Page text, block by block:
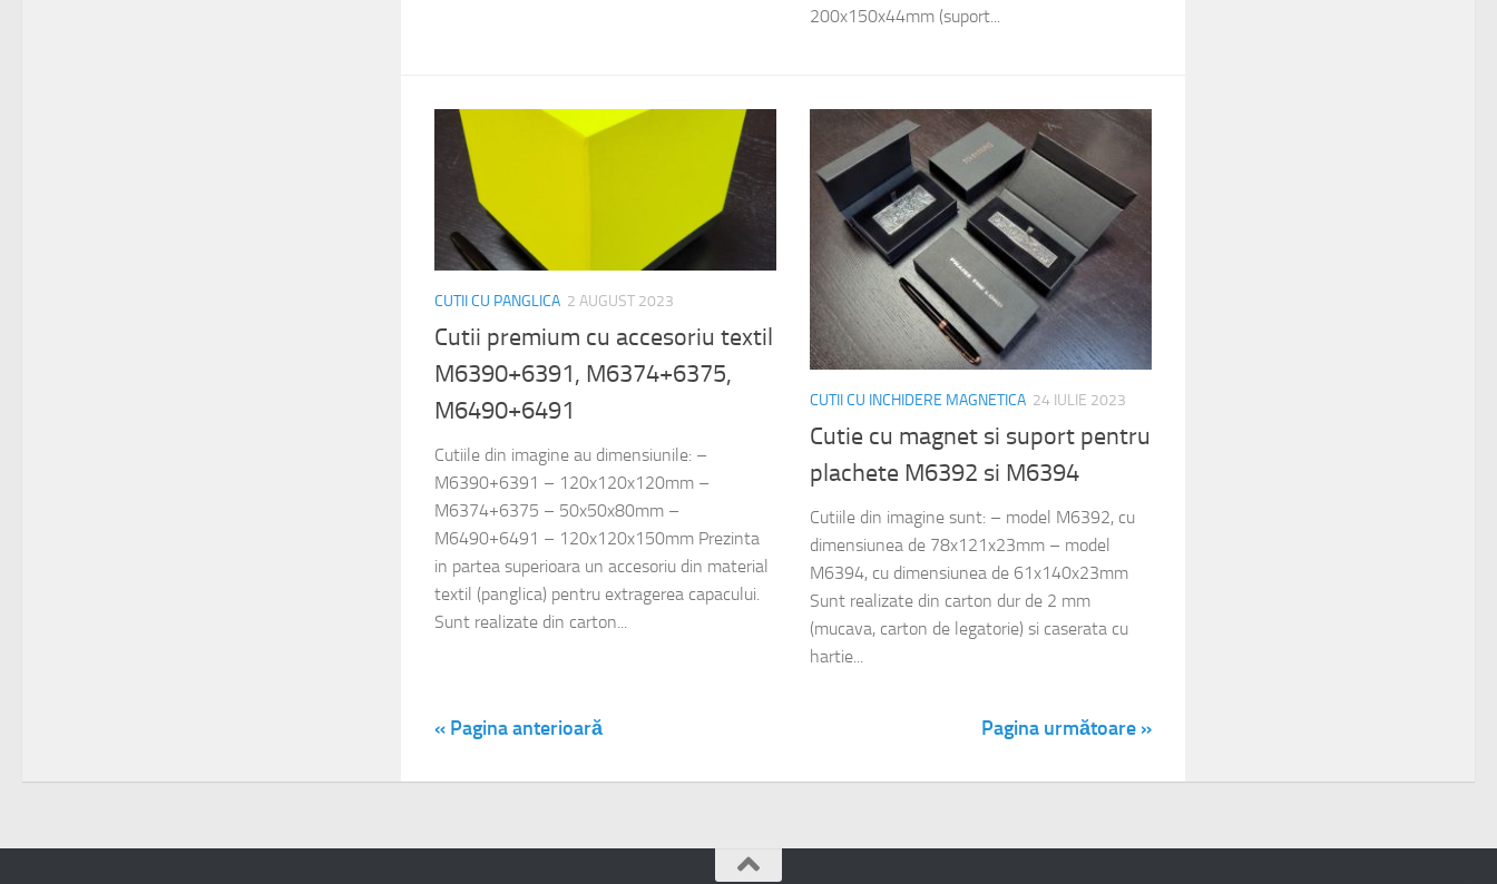
200x150x44mm (suport...
CUTII CU PANGLICA 2 AUGUST 2023
Cutii premium cu accesoriu textil
M6390+6391, M6374+6375,
M6490+6491
Cutiile din imagine au dimensiunile: –
M6390+6391 – 120x120x120mm –
M6374+6375 – 50x50x80mm –
M6490+6491 – 120x120x150mm Prezinta
in partea superioara un accesoriu din material
textil (panglica) pentru extragerea capacului.
Sunt realizate din carton...
CUTII CU INCHIDERE MAGNETICA 24 IULIE 2023
Cutie cu magnet si suport pentru
plachete M6392 si M6394
Cutiile din imagine sunt: – model M6392, cu
dimensiunea de 78x121x23mm – model
M6394, cu dimensiunea de 61x140x23mm
Sunt realizate din carton dur de 2 mm
(mucava, carton de legatorie) si caserata cu
hartie...
« Pagina anterioară Pagina următoare »